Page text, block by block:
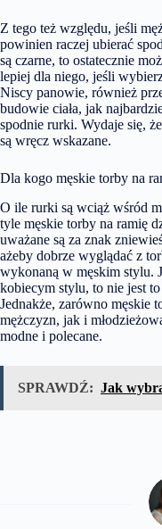
Z tego też względu, jeśli
powinien raczej ubierać
są czarne, to ostatecznie
lepiej dla niego, jeśli
Niscy panowie, również
budowie ciała, jak
spodnie rurki. Wydaje się,
są wręcz wskazane.
Dla kogo męskie torby na
O ile rurki są wciąż wśród
tyle męskie torby na ramię
uważane są za znak
ażeby dobrze wyglądać z
wykonaną w męskim stylu.
kobiecym stylu, to nie jest
Jednakże, zarówno męskie
mężczyzn, jak i
modne i polecane.
SPRAWDŹ: Jak